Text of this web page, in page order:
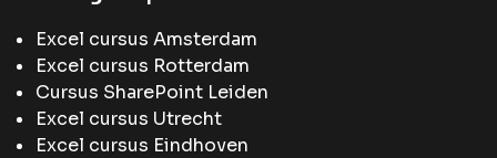
Excel cursus Amsterdam
Excel cursus Rotterdam
Cursus SharePoint Leiden
Excel cursus Utrecht
Excel cursus Eindhoven